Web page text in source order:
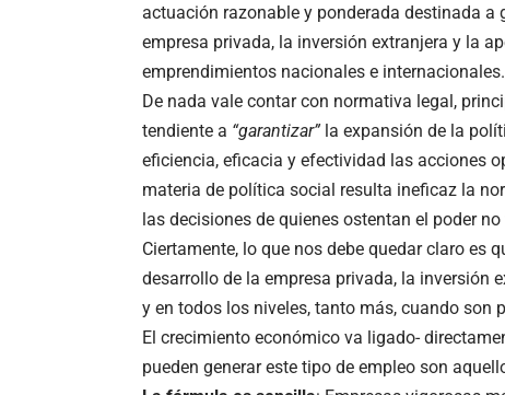
actuación razonable y ponderada destinada
empresa privada, la inversión extranjera y la
emprendimientos nacionales e internacionales.
De nada vale contar con normativa legal,
tendiente a “garantizar”la expansión de la
eficiencia, eficacia y efectividad las acciones
materia de política social resulta ineficaz la
las decisiones de quienes ostentan el poder
Ciertamente, lo que nos debe quedar claro es
desarrollo de la empresa privada, la inversión
y en todos los niveles, tanto más, cuando son
El crecimiento económico va ligado-
pueden generar este tipo de empleo son